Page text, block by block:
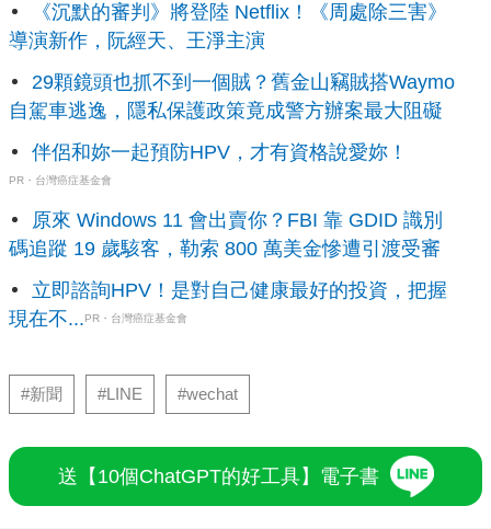
《沉默的審判》將登陸 Netflix！《周處除三害》
導演新作，阮經天、王淨主演
29顆鏡頭也抓不到一個賊？舊金山竊賊搭Waymo
自駕車逃逸，隱私保護政策竟成警方辦案最大阻礙
伴侶和妳一起預防HPV，才有資格說愛妳！
PR・台灣癌症基金會
原來 Windows 11 會出賣你？FBI 靠 GDID 識別
碼追蹤 19 歲駭客，勒索 800 萬美金慘遭引渡受審
立即諮詢HPV！是對自己健康最好的投資，把握
現在不...PR・台灣癌症基金會
#新聞 #LINE #wechat
送【10個ChatGPT的好工具】電子書